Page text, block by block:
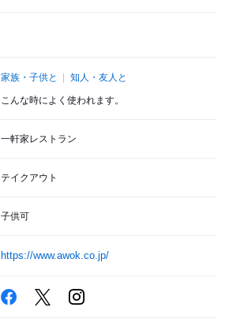
家族・子供と 知人・友人と
こんな時によく使われます。
一軒家レストラン
テイクアウト
子供可
https://www.awok.co.jp/